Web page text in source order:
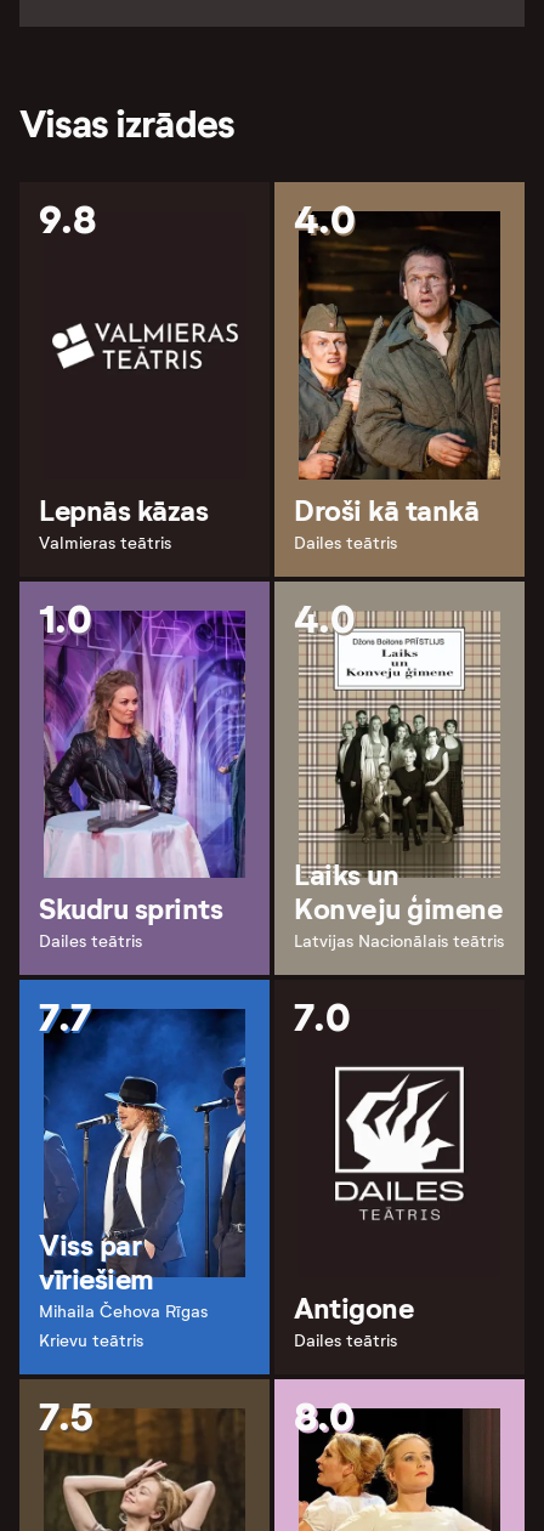
Visas izrādes
9.8
Lepnās kāzas
Valmieras teātris
4.0
Droši kā tankā
Dailes teātris
1.0
Skudru sprints
Dailes teātris
4.0
Laiks un
Konveju ģimene
Latvijas Nacionālais teātris
7.7
Viss par
vīriešiem
Mihaila Čehova Rīgas
Krievu teātris
7.0
Antigone
Dailes teātris
7.5 8.0